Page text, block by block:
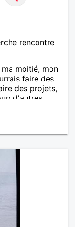
rencontre
moitié, mon
faire des
des projets,
d'autres